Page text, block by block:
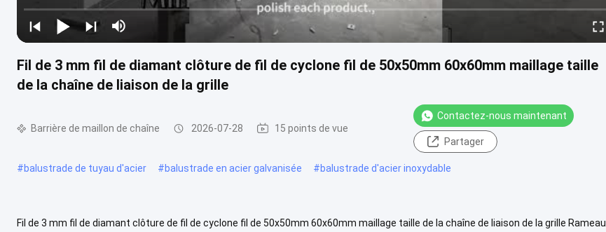
Fil de 3 mm fil de diamant clôture de fil de cyclone fil de 50x50mm 60x60mm maillage taille
de la chaîne de liaison de la grille
Barrière de maillon de chaîne 2026-07-28 15 points de vue
Contactez-nous maintenant
Partager
#balustrade de tuyau d'acier #balustrade en acier galvanisée #balustrade d'acier inoxydable
Fil de 3 mm fil de diamant clôture de fil de cyclone fil de 50x50mm 60x60mm maillage taille de la chaîne de liaison de la grille Rameau